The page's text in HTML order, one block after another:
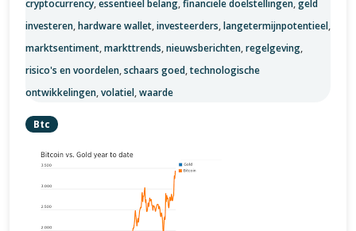
cryptocurrency,essentieel belang,financiële doelstellingen,geld
investeren,hardware wallet,investeerders,langetermijnpotentieel,
marktsentiment,markttrends,nieuwsberichten,regelgeving,
risico's en voordelen,schaars goed,technologische
ontwikkelingen,volatiel,waarde
Btc